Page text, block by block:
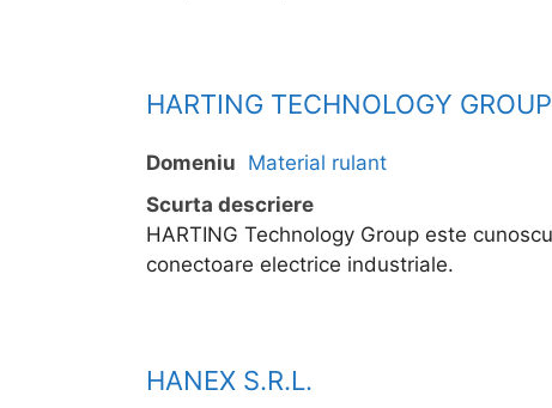
HARTING TECHNOLOGY GROUP
Domeniu Material rulant
Scurta descriere
HARTING Technology Group este
conectoare electrice industriale.
HANEX S.R.L.